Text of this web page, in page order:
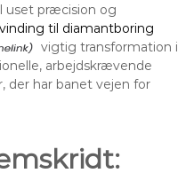
uset præcision og
til diamantboring
vigtig transformation i
arbejdskrævende
der har banet vejen for